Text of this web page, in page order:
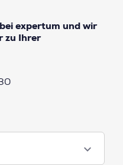
expertum und wir
zu Ihrer